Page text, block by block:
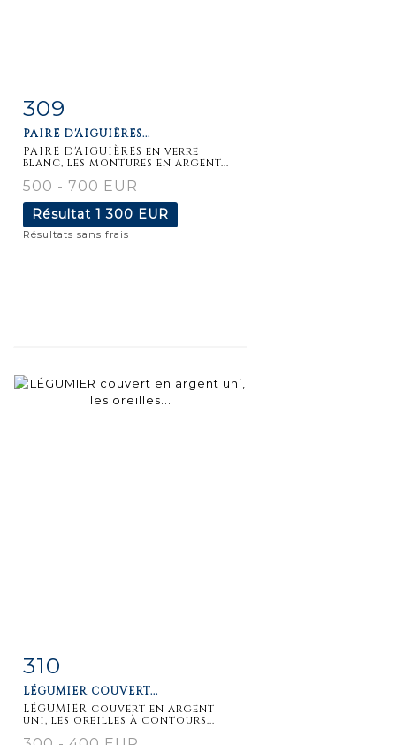
Fiche
détaillée
309
PAIRE D'AIGUIÈRES...
PAIRE D'AIGUIÈRES en verre
blanc, les montures en argent...
500 - 700 EUR
Résultat 1 300 EUR
Résultats sans frais
Fiche
310
LÉGUMIER COUVERT...
LÉGUMIER couvert en argent
uni, les oreilles à contours...